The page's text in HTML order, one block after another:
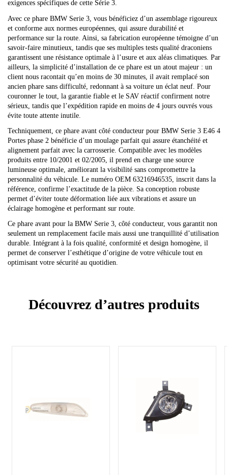
exigences spécifiques de cette Série 3.
Avec ce phare BMW Serie 3, vous bénéficiez d’un assemblage rigoureux
et conforme aux normes européennes, qui assure durabilité et
performance sur la route. Ainsi, sa fabrication européenne témoigne d’un
savoir-faire minutieux, tandis que ses multiples tests qualité draconiens
garantissent une résistance optimale à l’usure et aux aléas climatiques. Par
ailleurs, la simplicité d’installation de ce phare est un atout majeur : un
client nous racontait qu’en moins de 30 minutes, il avait remplacé son
ancien phare sans difficulté, redonnant à sa voiture un éclat neuf. Pour
couronner le tout, la garantie fiable et le SAV réactif confirment notre
sérieux, tandis que l’expédition rapide en moins de 4 jours ouvrés vous
évite toute attente inutile.
Techniquement, ce phare avant côté conducteur pour BMW Serie 3 E46 4
Portes phase 2 bénéficie d’un moulage parfait qui assure étanchéité et
alignement parfait avec la carrosserie. Compatible avec les modèles
produits entre 10/2001 et 02/2005, il prend en charge une source
lumineuse optimale, améliorant la visibilité sans compromettre la
personnalité du véhicule. Le numéro OEM 63216946535, inscrit dans la
référence, confirme l’exactitude de la pièce. Sa conception robuste
permet d’éviter toute déformation liée aux vibrations et assure un
éclairage homogène et performant sur route.
Ce phare avant pour la BMW Serie 3, côté conducteur, vous garantit non
seulement un remplacement facile mais aussi une tranquillité d’utilisation
durable. Intégrant à la fois qualité, conformité et design homogène, il
permet de conserver l’esthétique d’origine de votre véhicule tout en
optimisant votre sécurité au quotidien.
Découvrez d’autres produits